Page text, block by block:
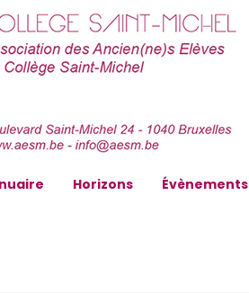
Horizons Évènements